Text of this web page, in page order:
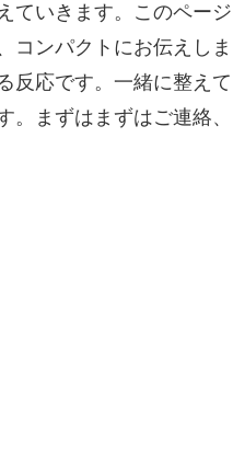
ていきます。このページ
コンパクトにお伝えしま
反応です。一緒に整えて
まずはまずはご連絡、